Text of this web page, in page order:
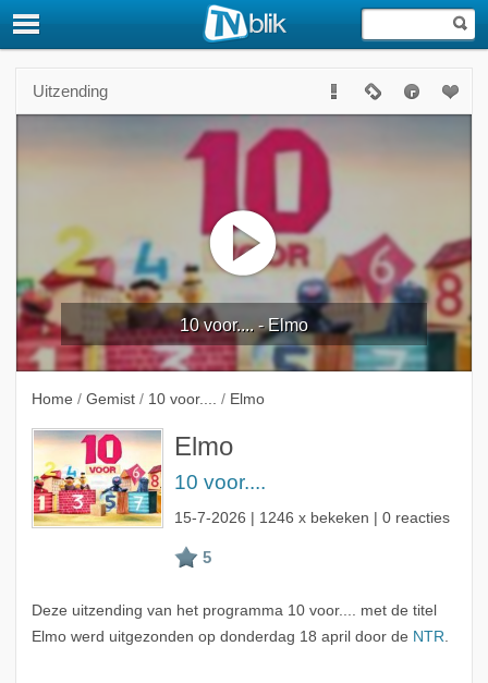
Uitzending
10 voor.... - Elmo
Home / Gemist / 10 voor.... / Elmo
Elmo
10 voor....
15-7-2026 | 1246 x bekeken | 0 reacties
Deze uitzending van het programma 10 voor.... met de titel
Elmo werd uitgezonden op donderdag 18 april door de NTR.